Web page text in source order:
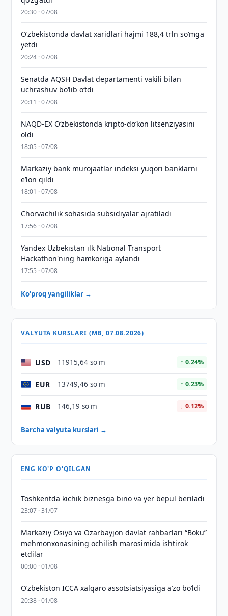
20:30 · 07/08
O‘zbekistonda davlat xaridlari hajmi 188,4 trln so‘mga
yetdi
20:24 · 07/08
Senatda AQSH Davlat departamenti vakili bilan
uchrashuv boʻlib oʻtdi
20:11 · 07/08
NAQD-EX O‘zbekistonda kripto-do‘kon litsenziyasini
oldi
18:05 · 07/08
Markaziy bank murojaatlar indeksi yuqori banklarni
eʼlon qildi
18:01 · 07/08
Chorvachilik sohasida subsidiyalar ajratiladi
17:56 · 07/08
Yandex Uzbekistan ilk National Transport
Hackathon'ning hamkoriga aylandi
17:55 · 07/08
Ko'proq yangiliklar →
VALYUTA KURSLARI (MB, 07.08.2026)
USD 11915,64 so'm ↑ 0.24%
EUR 13749,46 so'm ↑ 0.23%
RUB 146,19 so'm ↓ 0.12%
Barcha valyuta kurslari →
ENG KO'P O'QILGAN
Toshkentda kichik biznesga bino va yer bepul beriladi
23:07 · 31/07
Markaziy Osiyo va Ozarbayjon davlat rahbarlari “Boku”
mehmonxonasining ochilish marosimida ishtirok
etdilar
00:00 · 01/08
O‘zbekiston ICCA xalqaro assotsiatsiyasiga aʼzo bo‘ldi
20:38 · 01/08